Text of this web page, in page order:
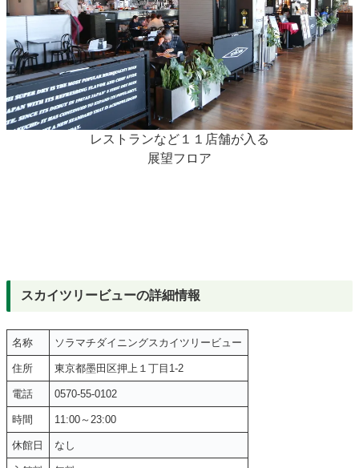
レストランなど１１店舗が入る
展望フロア
スカイツリービューの詳細情報
名称 ソラマチダイニングスカイツリービュー
住所 東京都墨田区押上１丁目1-2
電話 0570-55-0102
時間 11:00～23:00
休館日 なし